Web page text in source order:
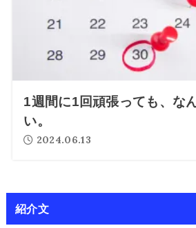
1週間に1回頑張っても、な
い。
2024.06.13
紹介文